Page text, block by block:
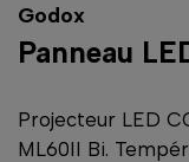
Godox
Panneau
Projecteur LED
ML60II Bi.